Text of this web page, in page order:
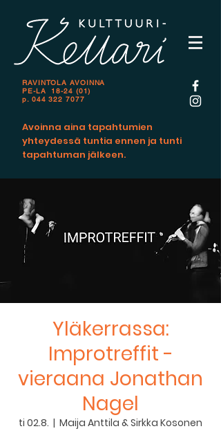
RAVINTOLA AVOINNA
PE-LA 18-24 (01)
p. 044 322 7077
Avoinna aina tapahtumien
yhteydessä tuntia ennen ja tunti
tapahtuman jälkeen.
Yläkerrassa:
Improtreffit -
vieraana Jonathan
Nagel
ti 02.8.
  |
Maija Anttila & Sirkka Kosonen